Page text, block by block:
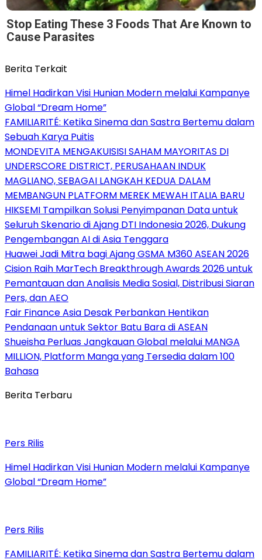
Stop Eating These 3 Foods That Are Known to
Cause Parasites
Berita Terkait
Himel Hadirkan Visi Hunian Modern melalui Kampanye
Global “Dream Home”
FAMILIARITÉ: Ketika Sinema dan Sastra Bertemu dalam
Sebuah Karya Puitis
MONDEVITA MENGAKUISISI SAHAM MAYORITAS DI
UNDERSCORE DISTRICT, PERUSAHAAN INDUK
MAGLIANO, SEBAGAI LANGKAH KEDUA DALAM
MEMBANGUN PLATFORM MEREK MEWAH ITALIA BARU
HIKSEMI Tampilkan Solusi Penyimpanan Data untuk
Seluruh Skenario di Ajang DTI Indonesia 2026, Dukung
Pengembangan AI di Asia Tenggara
Huawei Jadi Mitra bagi Ajang GSMA M360 ASEAN 2026
Cision Raih MarTech Breakthrough Awards 2026 untuk
Pemantauan dan Analisis Media Sosial, Distribusi Siaran
Pers, dan AEO
Fair Finance Asia Desak Perbankan Hentikan
Pendanaan untuk Sektor Batu Bara di ASEAN
Shueisha Perluas Jangkauan Global melalui MANGA
MILLION, Platform Manga yang Tersedia dalam 100
Bahasa
Berita Terbaru
Pers Rilis
Himel Hadirkan Visi Hunian Modern melalui Kampanye
Global “Dream Home”
Pers Rilis
FAMILIARITÉ: Ketika Sinema dan Sastra Bertemu dalam